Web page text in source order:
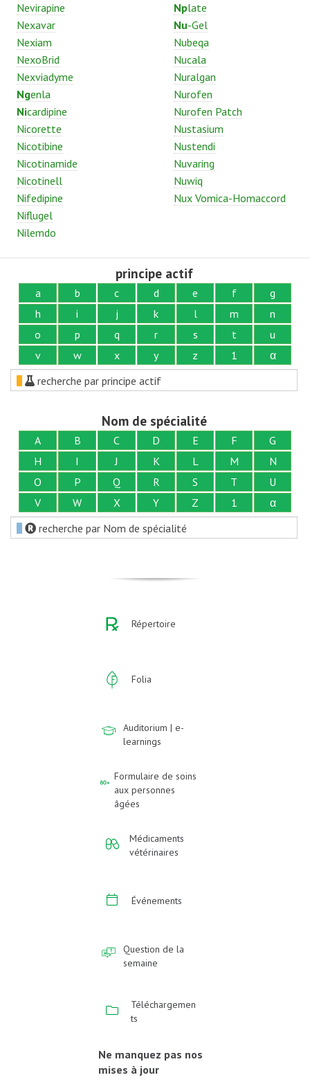
Nevirapine
Nexavar
Nexiam
NexoBrid
Nexviadyme
Ngenla
Nicardipine
Nicorette
Nicotibine
Nicotinamide
Nicotinell
Nifedipine
Niflugel
Nilemdo
Nplate
Nu-Gel
Nubeqa
Nucala
Nuralgan
Nurofen
Nurofen Patch
Nustasium
Nustendi
Nuvaring
Nuwiq
Nux Vomica-Homaccord
principe actif
a b c d e f
g
h
i j k l m
n
o
p q r s t
u
v
w x y z 1
α
recherche par principe actif
Nom de spécialité
A B C D E F
G
H
I J K L M
N
O
P Q R S T
U
V
W X Y Z 1
α
recherche par Nom de spécialité
Répertoire
Folia
Auditorium | e-
learnings
Formulaire de soins
aux personnes
âgées
Médicaments
vétérinaires
Événements
Question de la
semaine
Téléchargemen
ts
Ne manquez pas nos
mises à jour